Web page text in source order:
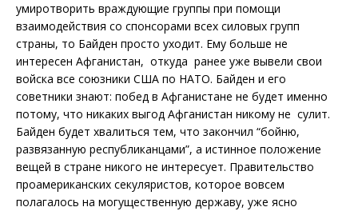
умиротворить враждующие группы при помощи
взаимодействия со спонсорами всех силовых групп
страны, то Байден просто уходит. Ему больше не
интересен Афганистан, откуда ранее уже вывели свои
войска все союзники США по НАТО. Байден и его
советники знают: побед в Афганистане не будет именно
потому, что никаких выгод Афганистан никому не сулит.
Байден будет хвалиться тем, что закончил “бойню,
развязанную республиканцами”, а истинное положение
вещей в стране никого не интересует. Правительство
проамериканских секуляристов, которое вовсем
полагалось на могущественную державу, уже ясно